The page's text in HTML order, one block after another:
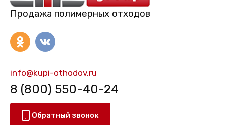
Продажа полимерных отходов
info@kupi-othodov.ru
8 (800) 550-40-24
Обратный звонок